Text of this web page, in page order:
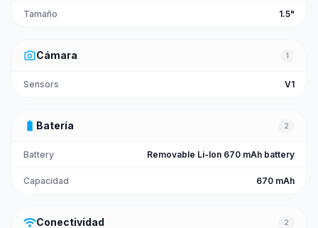
Tamaño 1.5"
photo_cameraCámara 1
Sensors V1
battery_full Batería 2
Battery Removable Li-Ion 670 mAh battery
Capacidad 670 mAh
wifiConectividad 2